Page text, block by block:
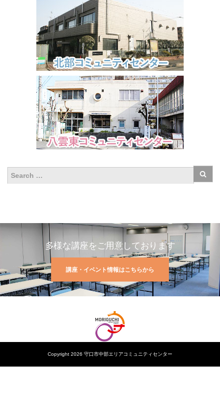
多様な講座をご用意しております
講座・イベント情報はこちらから
Copyright 2026 守口市中部エリアコミュニティセンター